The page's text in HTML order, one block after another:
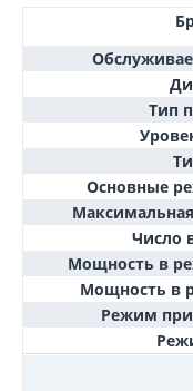
Тип
Основные
Число
Мощность в
Мощность в
Режим